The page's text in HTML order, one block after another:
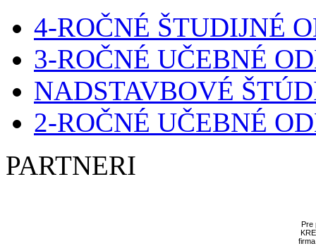
4-ROČNÉ ŠTUDIJNÉ
3-ROČNÉ UČEBNÉ
NADSTAVBOVÉ
2-ROČNÉ UČEBNÉ
PARTNERI
Pre